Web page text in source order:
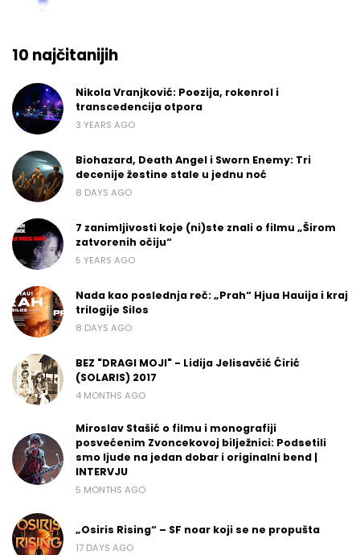
10 najčitanijih
Nikola Vranjković: Poezija, rokenrol i
transcedencija otpora
3 YEARS AGO
Biohazard, Death Angel i Sworn Enemy: Tri
decenije žestine stale u jednu noć
8 DAYS AGO
7 zanimljivosti koje (ni)ste znali o filmu „Širom
zatvorenih očiju“
5 YEARS AGO
Nada kao poslednja reč: „Prah“ Hjua Hauija i kraj
trilogije Silos
8 DAYS AGO
BEZ "DRAGI MOJI" - Lidija Jelisavčić Ćirić
(SOLARIS) 2017
4 MONTHS AGO
Miroslav Stašić o filmu i monografiji
posvećenim Zvoncekovoj bilježnici: Podsetili
smo ljude na jedan dobar i originalni bend |
INTERVJU
5 MONTHS AGO
„Osiris Rising“ – SF noar koji se ne propušta
17 DAYS AGO